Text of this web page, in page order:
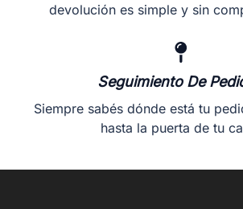
devolución es simple y sin
Seguimiento De
Siempre sabés dónde está tu
hasta la puerta de tu